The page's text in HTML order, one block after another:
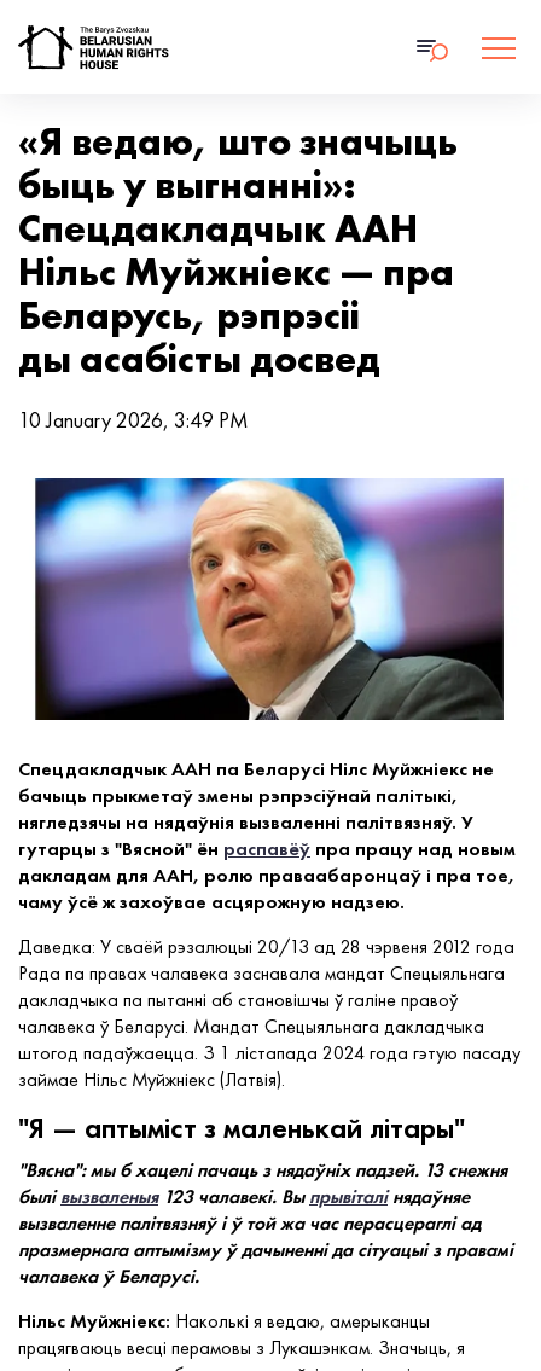
«Я ведаю, што значыць
быць у выгнанні»:
Cпецдакладчык ААН
Нільс Муйжніекс — пра
Беларусь, рэпрэсіі
ды асабісты досвед
10 January 2026, 3:49 PM
Спецдакладчык ААН па Беларусі Нілс Муйжніекс не
бачыць прыкметаў змены рэпрэсіўнай палітыкі,
нягледзячы на нядаўнія вызваленні палітвязняў. У
гутарцы з "Вясной" ён распавёў пра працу над новым
дакладам для ААН, ролю праваабаронцаў і пра тое,
чаму ўсё ж захоўвае асцярожную надзею.
Даведка: У сваёй рэзалюцыі 20/13 ад 28 чэрвеня 2012 года
Рада па правах чалавека заснавала мандат Спецыяльнага
дакладчыка па пытанні аб становішчы ў галіне правоў
чалавека ў Беларусі. Мандат Спецыяльнага дакладчыка
штогод падаўжаецца. З 1 лістапада 2024 года гэтую пасаду
займае Нільс Муйжніекс (Латвія).
"Я — аптыміст з маленькай літары"
"Вясна": мы б хацелі пачаць з нядаўніх падзей. 13 снежня
былівызваленыя123 чалавекі. Выпрывіталінядаўняе
вызваленне палітвязняў і ў той жа час перасцераглі ад
празмернага аптымізму ў дачыненні да сітуацыі з правамі
чалавека ў Беларусі.
Нільс Муйжніекс: Наколькі я ведаю, амерыканцы
працягваюць весці перамовы з Лукашэнкам. Значыць, я